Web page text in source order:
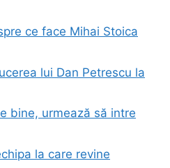
ce face Mihai Stoica
lui Dan Petrescu la
bine, urmează să intre
la care revine